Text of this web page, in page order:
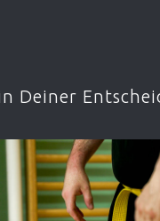
Deiner